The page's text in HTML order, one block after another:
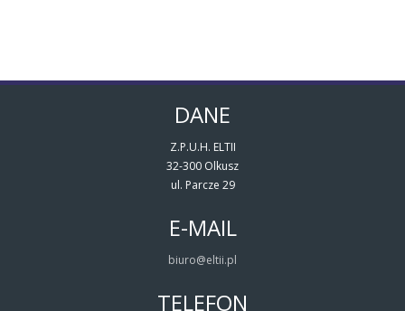
DANE
Z.P.U.H. ELTII
32-300 Olkusz
ul. Parcze 29
E-MAIL
biuro@eltii.pl
TELEFON